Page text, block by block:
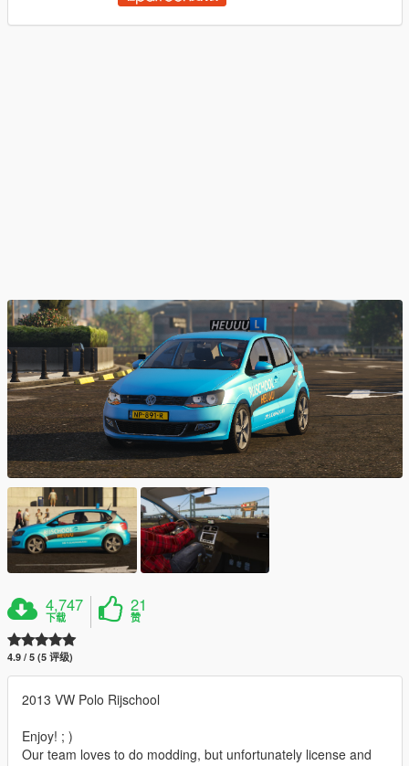
4,747
下载
21
赞
4.9 / 5 (5 评级)
2013 VW Polo Rijschool
Enjoy! ; )
Our team loves to do modding, but unfortunately license and